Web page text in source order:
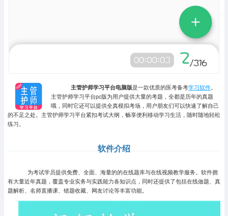
主管护师学习平台电脑版是一款优质的医考备考学习软件
主管护师学习平台pc版为用户提供大量的考题，全都是历年的真题
哦，同时它还可以提供全真模拟考场，用户朋友们可以快速了解自己
的不足之处。主管护师学习平台紧扣考试大纲，畅享便利移动学习生活，随时随地轻松
练习。
软件介绍
为考试学员提供免费、全面、海量的的在线题库与在线视频教学服务。软件拥
有大量近年真题，覆盖专业实务与实践能力各知识点，同时还提供了包括在线做题、真
题解析、名师直播课、错题收藏、网友讨论等丰富功能。